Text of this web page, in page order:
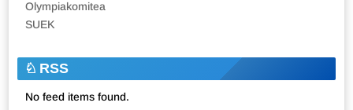
Olympiakomitea
SUEK
RSS
No feed items found.